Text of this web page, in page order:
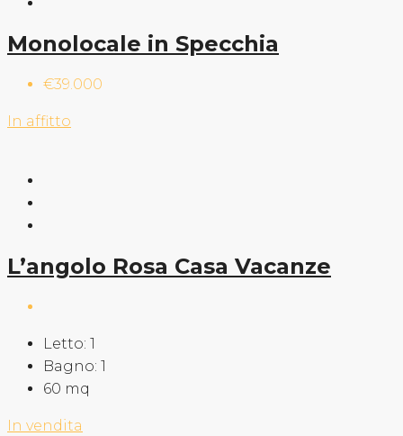
Monolocale in Specchia
€39.000
In affitto
L’angolo Rosa Casa Vacanze
Letto: 1
Bagno: 1
60 mq
In vendita